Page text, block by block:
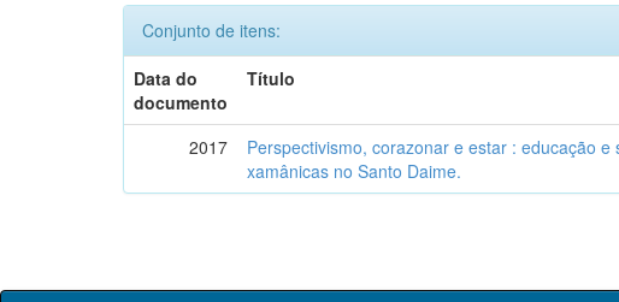
Conjunto de itens:
Data do
documento
Título
2017
Perspectivismo, corazonar e estar : educação e
xamânicas no Santo Daime.